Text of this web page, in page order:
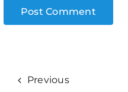
Previous